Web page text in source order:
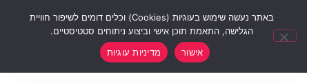
באתר נעשה שימוש בעוגיות (Cookies) וכלים דומים לשיפור חוויית
הגלישה, התאמת תוכן אישי וביצוע ניתוחים סטטיסטיים.
אישור
מדיניות עוגיות